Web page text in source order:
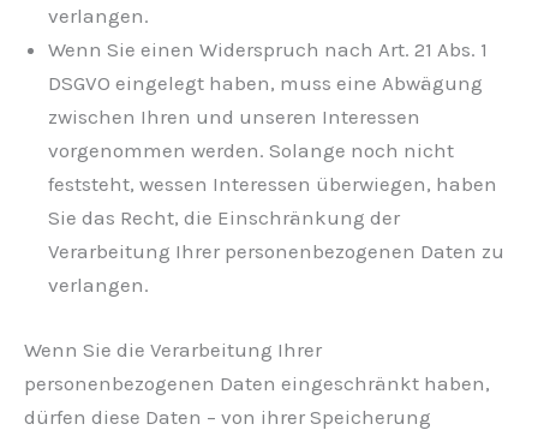
verlangen.
Wenn Sie einen Widerspruch nach Art. 21 Abs. 1
DSGVO eingelegt haben, muss eine Abwägung
zwischen Ihren und unseren Interessen
vorgenommen werden. Solange noch nicht
feststeht, wessen Interessen überwiegen, haben
Sie das Recht, die Einschränkung der
Verarbeitung Ihrer personenbezogenen Daten zu
verlangen.
Wenn Sie die Verarbeitung Ihrer
personenbezogenen Daten eingeschränkt haben,
dürfen diese Daten – von ihrer Speicherung